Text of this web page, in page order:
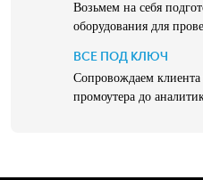
Возьмем на себя
оборудования для
ВСЕ ПОД КЛЮЧ
Сопровождаем
промоутера до